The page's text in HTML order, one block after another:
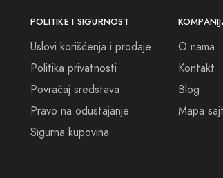
POLITIKE I SIGURNOST
Uslovi korišćenja i prodaje
Politika privatnosti
Povraćaj sredstava
Pravo na odustajanje
Sigurna kupovina
O nama
Kontakt
Blog
Mapa